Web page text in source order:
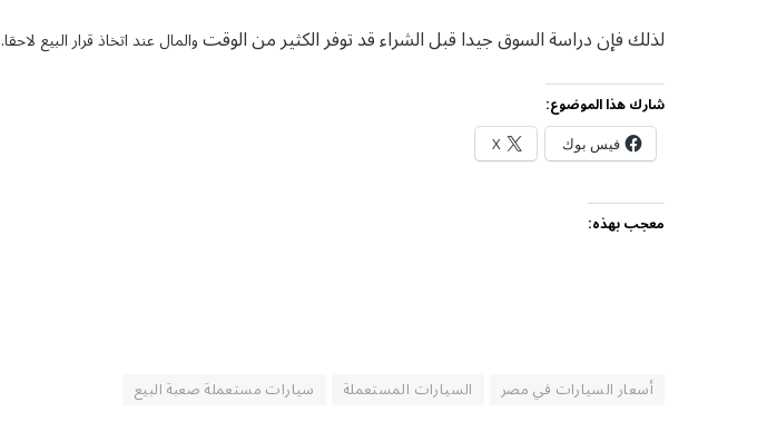
لذلك فإن دراسة السوق جيدا قبل الشراء قد توفر الكثير من الوقتوالمال عند اتخاذ قرار البيع لاحقا.
شارك هذا الموضوع:
فيس بوك X
معجب بهذه:
أسعار السيارات في مصر السيارات المستعملة سيارات مستعملة صعبة البيع